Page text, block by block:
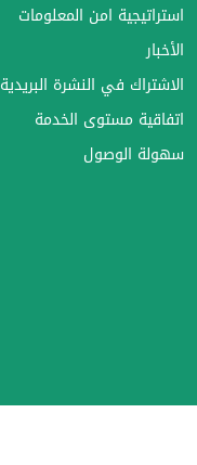
استراتيجية امن المعلومات
الأخبار
الاشتراك في النشرة البريدية
اتفاقية مستوى الخدمة
سهولة الوصول